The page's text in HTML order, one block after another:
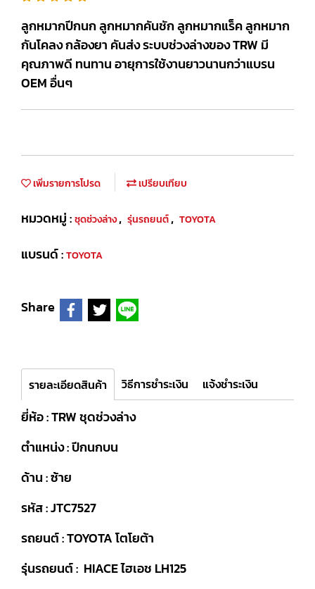
ลูกหมากปีกนก ลูกหมากคันชัก ลูกหมากแร็ค ลูกหมาก
กันโคลง กล้องยา คันส่ง ระบบช่วงล่างของ TRW มี
คุณภาพดี ทนทาน อายุการใช้งานยาวนานกว่าแบรน
OEM อื่นๆ
เพิ่มรายการโปรด เปรียบเทียบ
หมวดหมู่ :ชุดช่วงล่าง, รุ่นรถยนต์, TOYOTA
แบรนด์ :TOYOTA
Share
รายละเอียดสินค้า วิธีการชำระเงิน แจ้งชำระเงิน
ยี่ห้อ : TRW ชุดช่วงล่าง
ตำแหน่ง : ปีกนกบน
ด้าน : ซ้าย
รหัส : JTC7527
รถยนต์ : TOYOTA โตโยต้า
รุ่นรถยนต์ : HIACE ไฮเอช LH125